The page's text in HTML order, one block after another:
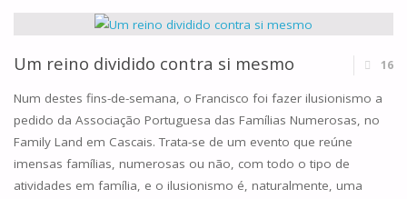
Um reino dividido contra si mesmo 16
Num destes fins-de-semana, o Francisco foi fazer ilusionismo a
pedido da Associação Portuguesa das Famílias Numerosas, no
Family Land em Cascais. Trata-se de um evento que reúne
imensas famílias, numerosas ou não, com todo o tipo de
atividades em família, e o ilusionismo é, naturalmente, uma